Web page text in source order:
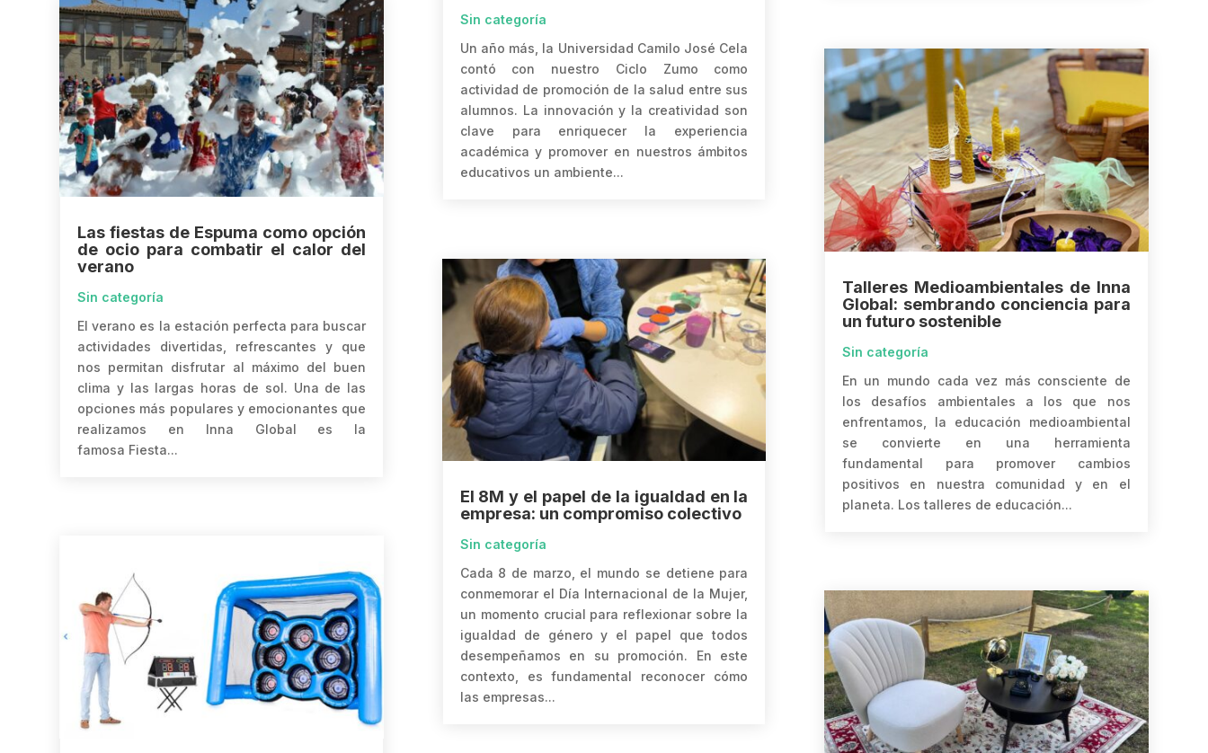
Las fiestas de Espuma como opción
de ocio para combatir el calor del
verano
Sin categoría
El verano es la estación perfecta para buscar
actividades divertidas, refrescantes y que
nos permitan disfrutar al máximo del buen
clima y las largas horas de sol. Una de las
opciones más populares y emocionantes que
realizamos en Inna Global es la
famosa Fiesta...
Sin categoría
Un año más, la Universidad Camilo José Cela
contó con nuestro Ciclo Zumo como
actividad de promoción de la salud entre sus
alumnos. La innovación y la creatividad son
clave para enriquecer la experiencia
académica y promover en nuestros ámbitos
educativos un ambiente...
El 8M y el papel de la igualdad en la
empresa: un compromiso colectivo
Sin categoría
Cada 8 de marzo, el mundo se detiene para
conmemorar el Día Internacional de la Mujer,
un momento crucial para reflexionar sobre la
igualdad de género y el papel que todos
desempeñamos en su promoción. En este
contexto, es fundamental reconocer cómo
las empresas...
Talleres Medioambientales de Inna
Global: sembrando conciencia para
un futuro sostenible
Sin categoría
En un mundo cada vez más consciente de
los desafíos ambientales a los que nos
enfrentamos, la educación medioambiental
se convierte en una herramienta
fundamental para promover cambios
positivos en nuestra comunidad y en el
planeta. Los talleres de educación...